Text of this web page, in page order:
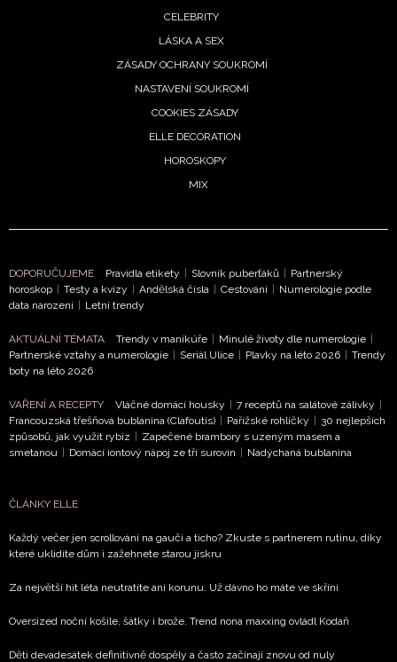
ODESLAT
Přihlášením k newsletteru souhlasíte sObchodními
podmínkami společnosti BurdaMedia Extra s.r.o.a
potvrzujete, že jste se seznámili se Zásadami
Chcete navíc dostávat i další zajímavé a exkluzivní
zpracováním údajů k tomuto účelu podleZásad ochrany
CELEBRITY
LÁSKA A SEX
ZÁSADY OCHRANY SOUKROMÍ
NASTAVENÍ SOUKROMÍ
COOKIES ZÁSADY
ELLE DECORATION
HOROSKOPY
MIX
DOPORUČUJEME Pravidla etikety | Slovník puberťáků | Partnerský
horoskop | Testy a kvízy | Andělská čísla | Cestování | Numerologie podle
data narození | Letní trendy
AKTUÁLNÍ TÉMATA Trendy v manikúře | Minulé životy dle numerologie |
Partnerské vztahy a numerologie | Seriál Ulice | Plavky na léto 2026 | Trendy
boty na léto 2026
VAŘENÍ A RECEPTY Vláčné domácí housky | 7 receptů na salátové zálivky |
Francouzská třešňová bublanina (Clafoutis) | Pařížské rohlíčky | 30 nejlepších
způsobů, jak využít rybíz | Zapečené brambory s uzeným masem a
smetanou | Domácí iontový nápoj ze tří surovin | Nadýchaná bublanina
ČLÁNKY ELLE
Každý večer jen scrollování na gauči a ticho? Zkuste s partnerem rutinu, díky
které uklidíte dům i zažehnete starou jiskru
Za největší hit léta neutratíte ani korunu. Už dávno ho máte ve skříni
Oversized noční košile, šátky i brože. Trend nona maxxing ovládl Kodaň
Děti devadesátek definitivně dospěly a často začínají znovu od nuly